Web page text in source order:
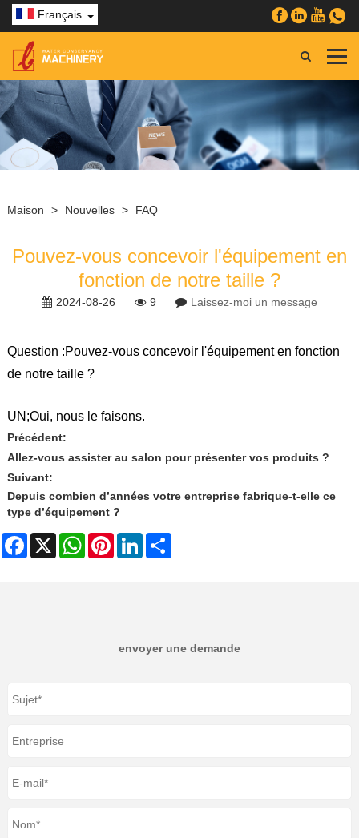
Français
Maison > Nouvelles > FAQ
Pouvez-vous concevoir l'équipement en
fonction de notre taille ?
2024-08-26 9 Laissez-moi un message
Question :Pouvez-vous concevoir l'équipement en fonction
de notre taille ?
UN;Oui, nous le faisons.
Précédent:
Allez-vous assister au salon pour présenter vos produits ?
Suivant:
Depuis combien d’années votre entreprise fabrique-t-elle ce
type d’équipement ?
Facebook
X WhatsAppPinterestLinkedIn
envoyer une demande